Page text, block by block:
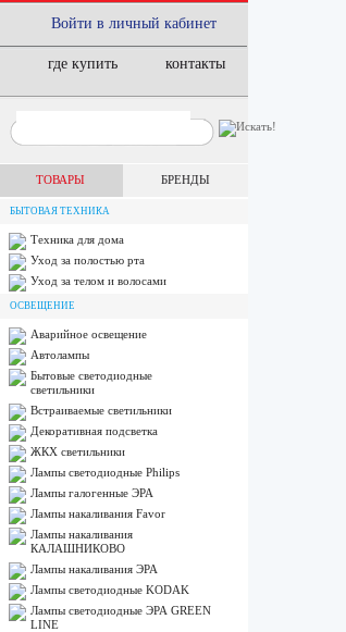
Войти в личный кабинет
где купить контакты
ТОВАРЫ БРЕНДЫ
БЫТОВАЯ ТЕХНИКА
Техника для дома
Уход за полостью рта
Уход за телом и волосами
ОСВЕЩЕНИЕ
Аварийное освещение
Автолампы
Бытовые светодиодные
светильники
Встраиваемые светильники
Декоративная подсветка
ЖКХ светильники
Лампы cветодиодные Philips
Лампы галогенные ЭРА
Лампы накаливания Favor
Лампы накаливания
КАЛАШНИКОВО
Лампы накаливания ЭРА
Лампы светодиодные KODAK
Лампы светодиодные ЭРА GREEN
LINE